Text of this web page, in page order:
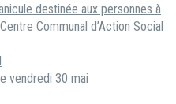
destinée aux personnes à
Communal d’Action Social
vendredi 30 mai